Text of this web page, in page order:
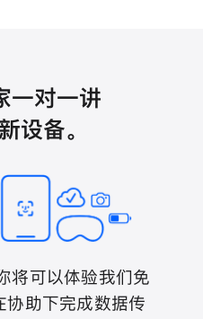
对一讲
设备。
将可以体验我们免
协助下完成数据传